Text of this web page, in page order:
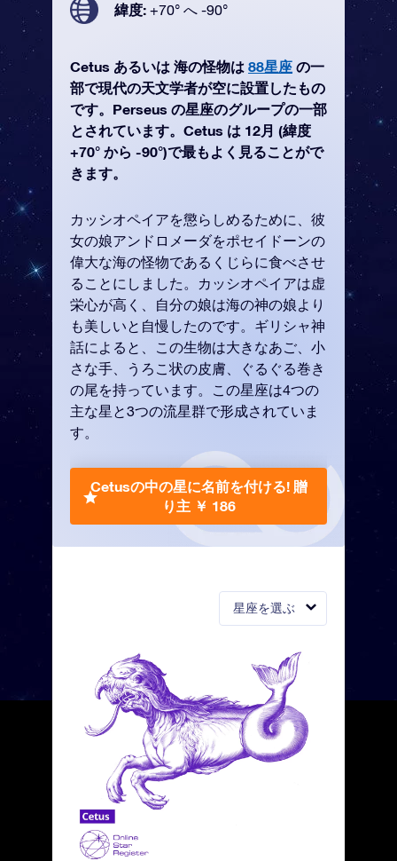
星座を選ぶ
緯度: +70° へ -90°
Cetus あるいは 海の怪物は 88星座 の一
部で現代の天文学者が空に設置したもの
です。Perseus の星座のグループの一部
とされています。Cetus は 12月 (緯度
+70° から -90°)で最もよく見ることがで
きます。
カッシオペイアを懲らしめるために、彼
女の娘アンドロメーダをポセイドーンの
偉大な海の怪物であるくじらに食べさせ
ることにしました。カッシオペイアは虚
栄心が高く、自分の娘は海の神の娘より
も美しいと自慢したのです。ギリシャ神
話によると、この生物は大きなあご、小
さな手、うろこ状の皮膚、ぐるぐる巻き
の尾を持っています。この星座は4つの
主な星と3つの流星群で形成されていま
す。
Cetusの中の星に名前を付ける! 贈
り主 ￥ 186